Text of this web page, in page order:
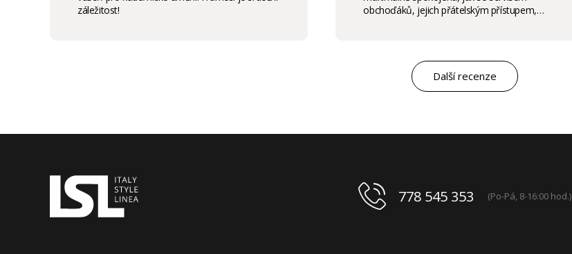
záležitost!
obchoďáků, jejich přátelským přístupem,
marketingovým servisem. Pro mě je to po těch
letech „druhá rodina“. Myslím, že ty roky
spolupráce mluví za vše.
Další recenze
778 545 353 (Po-Pá, 8-16:00 hod.)